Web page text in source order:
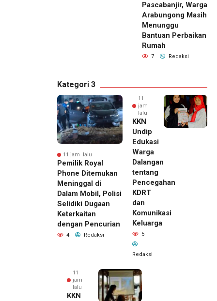
Pascabanjir, Warga
Arabungong Masih
Menunggu
Bantuan Perbaikan
Rumah
7 Redaksi
Kategori 3
11 jam lalu
Pemilik Royal
Phone Ditemukan
Meninggal di
Dalam Mobil, Polisi
Selidiki Dugaan
Keterkaitan
dengan Pencurian
4 Redaksi
11
jam
lalu
KKN
Undip
Edukasi
Warga
Dalangan
tentang
Pencegahan
KDRT
dan
Komunikasi
Keluarga
5
Redaksi
11
jam
lalu
KKN